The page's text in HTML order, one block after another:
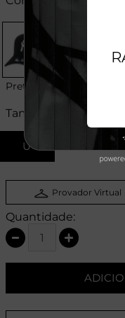
Preto
Tamanhos:
U
Provador Virtual
Quantidade: